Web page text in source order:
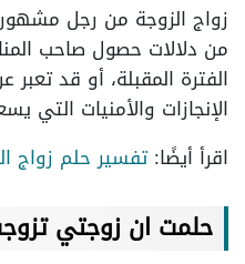
زواج الزوجة من رجل
من دلالات حصول صاحب
الفترة المقبلة، أو قد
الإنجازات والأمنيات التي
اقرأ أيضًا:تفسير حلم زواج
حلمت ان زوجتي